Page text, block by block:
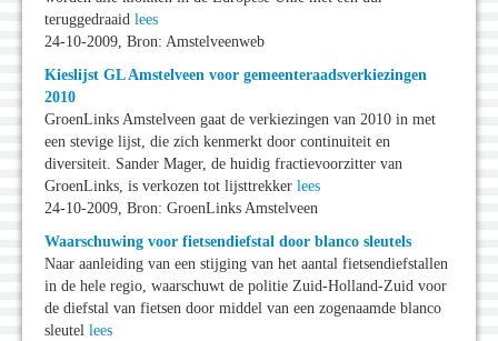
teruggedraaid lees
24-10-2009, Bron: Amstelveenweb
Kieslijst GL Amstelveen voor gemeenteraadsverkiezingen
2010
GroenLinks Amstelveen gaat de verkiezingen van 2010 in met
een stevige lijst, die zich kenmerkt door continuiteit en
diversiteit. Sander Mager, de huidig fractievoorzitter van
GroenLinks, is verkozen tot lijsttrekker lees
24-10-2009, Bron: GroenLinks Amstelveen
Waarschuwing voor fietsendiefstal door blanco sleutels
Naar aanleiding van een stijging van het aantal fietsendiefstallen
in de hele regio, waarschuwt de politie Zuid-Holland-Zuid voor
de diefstal van fietsen door middel van een zogenaamde blanco
sleutel lees